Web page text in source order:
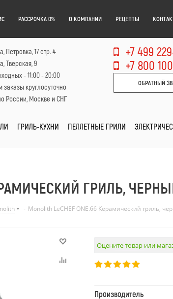
РАССРОЧКА 0% О КОМПАНИИ РЕЦЕПТЫ
Петровка, 17 стр. 4
Тверская, 9
- 11:00 - 20:00
круглосуточно
России, Москве и СНГ
+7 499
+7 800
ОБРАТНЫЙ
ГРИЛЬ-КУХНИ ПЕЛЛЕТНЫЕ ГРИЛИ
ГРИЛЬ,
- Monolith LeCHEF ONE.66 Керамический гриль,
Оцените товар или
Производитель